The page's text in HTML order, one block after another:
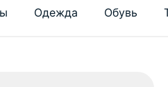
Одежда Обувь